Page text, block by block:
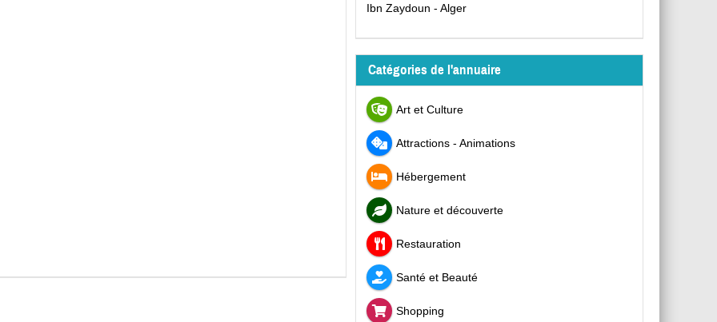
Ibn Zaydoun - Alger
Catégories de l'annuaire
Art et Culture
Attractions - Animations
Hébergement
Nature et découverte
Restauration
Santé et Beauté
Shopping